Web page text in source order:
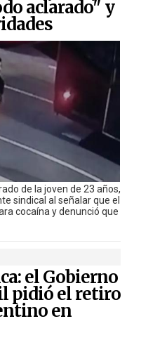
aclarado" y
de la joven de 23 años,
sindical al señalar que el
cocaína y denunció que
el Gobierno
pidió el retiro
en